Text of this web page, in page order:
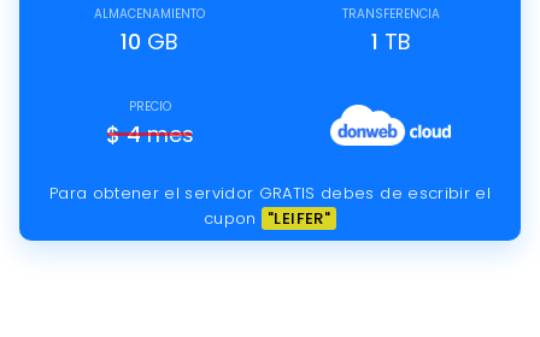
ALMACENAMIENTO
10 GB
TRANSFERENCIA
1 TB
PRECIO
$ 4 mes
Para obtener el servidor GRATIS debes de escribir el
cupon
"LEIFER"